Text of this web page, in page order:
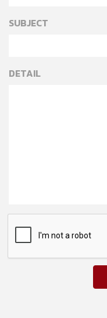
SUBJECT
DETAIL